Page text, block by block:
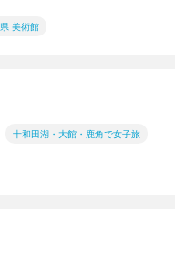
美術館
十和田湖・大館・鹿角で女子旅